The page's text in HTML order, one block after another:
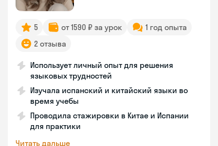
5 от 1590 ₽ за урок
1 год опыта
2 отзыва
Использует личный опыт для решения
языковых трудностей
Изучала испанский и китайский языки во
время учебы
Проводила стажировки в Китае и Испании
для практики
Читать дальше